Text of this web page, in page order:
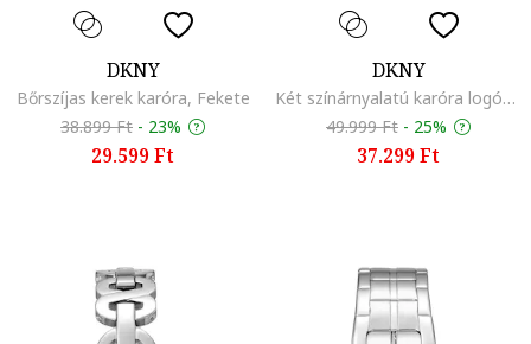
DKNY
Bőrszíjas kerek karóra, Fekete
38.899 Ft - 23%
29.599 Ft
DKNY
Két színárnyalatú karóra logós számlappal, Rózsaarany/Ezüstszín
49.999 Ft - 25%
37.299 Ft